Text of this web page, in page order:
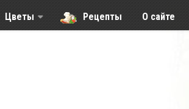
Цветы Рецепты О сайте